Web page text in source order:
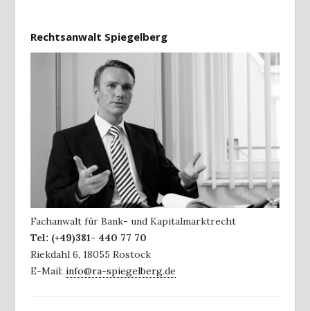
Rechtsanwalt Spiegelberg
Fachanwalt für Bank- und Kapitalmarktrecht
Tel: (+49)381- 440 77 70
Riekdahl 6, 18055 Rostock
E-Mail: info@ra-spiegelberg.de